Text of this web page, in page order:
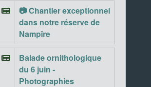
📷 Chantier exceptionnel
dans notre réserve de
Nampîre
Balade ornithologique
du 6 juin -
Photographies